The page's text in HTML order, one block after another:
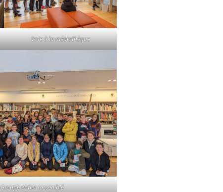
Vote à la médiathèque
Groupe entier rassemblé